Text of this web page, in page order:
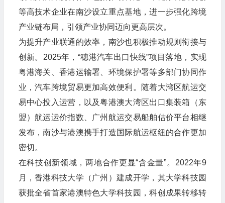
等高技术企业在南沙设立重点基地，进一步强化跨境
产业链布局，引领产业协同迈向更高层次。
为提升产业联通的效率，南沙也积极推动规则衔接与
创新。2025年，“穗港汽车出口快线”项目落地，实现
粤港海关、香港运输署、环境保护署等多部门协同作
业，汽车跨境贸易更加高效便利。随着大湾区航运交
易中心投入运营，以及粤港澳大湾区出口集装箱（东
盟）航运运价指数、广州航运交易船舶估价平台相继
发布，南沙与港澳携手打造国际航运枢纽的合作更加
密切。
在科技创新领域，两地合作更显“含金量”。2022年9
月，香港科技大学（广州）建成开学，其大学科技园
获批全省首家港澳特色大学科技园，科创成果转移转